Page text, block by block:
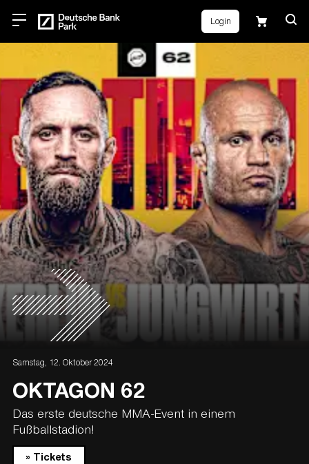
Login
Samstag, 12. Oktober 2024
OKTAGON 62
Das erste deutsche MMA-Event in einem
Fußballstadion!
» Tickets